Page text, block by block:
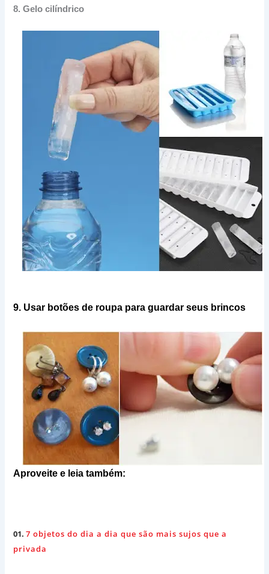
8.Gelo cilíndrico
9. Usar botões de roupa para guardar seus brincos
Aproveite e leia também:
01.7 objetos do dia a dia que são mais sujos que a
privada